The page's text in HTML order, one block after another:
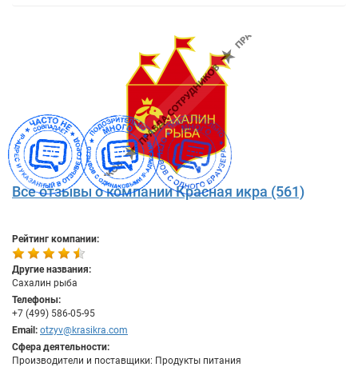
Все отзывы о компании Красная икра (561)
Рейтинг компании:
Другие названия:
Сахалин рыба
Телефоны:
+7 (499) 586-05-95
Email: otzyv@krasikra.com
Сфера деятельности:
Производители и поставщики: Продукты питания